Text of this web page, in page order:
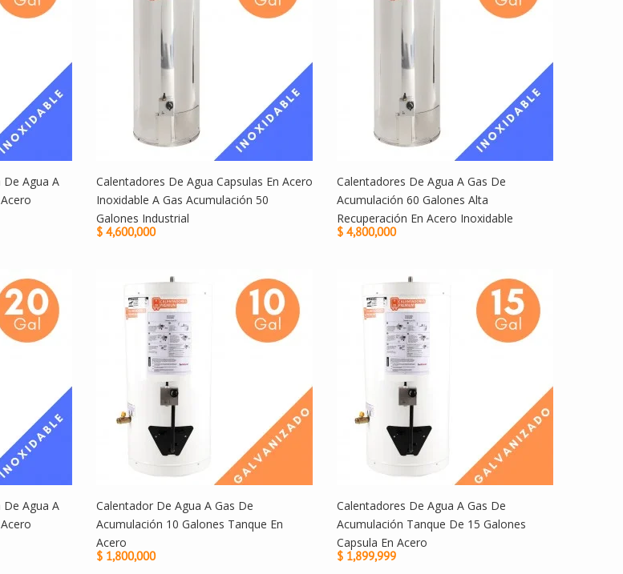
Agua A
Calentadores De Agua Capsulas En Acero
Inoxidable A Gas Acumulación 50
Galones Industrial
$ 4,600,000
Calentadores De Agua A Gas De
Acumulación 60 Galones Alta
Recuperación En Acero Inoxidable
$ 4,800,000
Agua A
Calentador De Agua A Gas De
Acumulación 10 Galones Tanque En
Acero
$ 1,800,000
Calentadores De Agua A Gas De
Acumulación Tanque De 15 Galones
Capsula En Acero
$ 1,899,999